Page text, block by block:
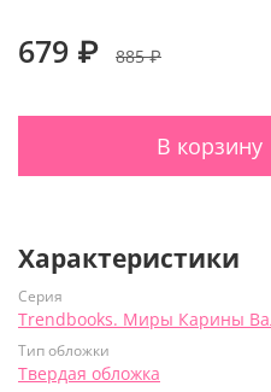
679 ₽ 885 ₽
В корзину
Характеристики
Серия
Trendbooks. Миры Карины
Тип обложки
Твердая обложка